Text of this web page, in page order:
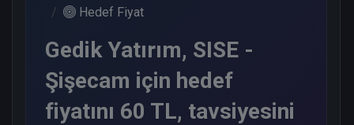
Hedef Fiyat
Gedik Yatırım, SISE -
Şişecam için hedef
fiyatını 60 TL, tavsiyesini